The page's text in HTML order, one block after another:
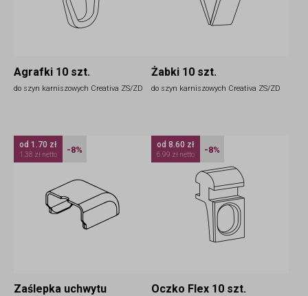
Agrafki 10 szt.
do szyn karniszowych Creativa ZS/ZD
Żabki 10 szt.
do szyn karniszowych Creativa ZS/ZD
Zaślepka uchwytu
od 1.70 zł
1.38 zł netto -8%
Oczko Flex 10 szt.
od 8.60 zł
6.99 zł netto -8%